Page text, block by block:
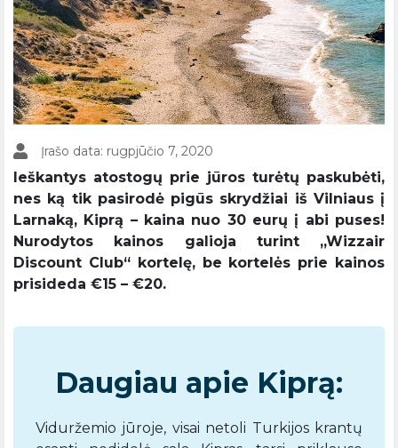
Įrašo data: rugpjūčio 7, 2020
Ieškantys atostogų prie jūros turėtų paskubėti,
nes ką tik pasirodė pigūs skrydžiai iš Vilniaus į
Larnaką, Kiprą – kaina nuo 30 eurų į abi puses!
Nurodytos kainos galioja turint ,,Wizzair
Discount Club“ kortelę, be kortelės prie kainos
prisideda €15 – €20.
Daugiau apie Kiprą:
Viduržemio jūroje, visai netoli Turkijos krantų